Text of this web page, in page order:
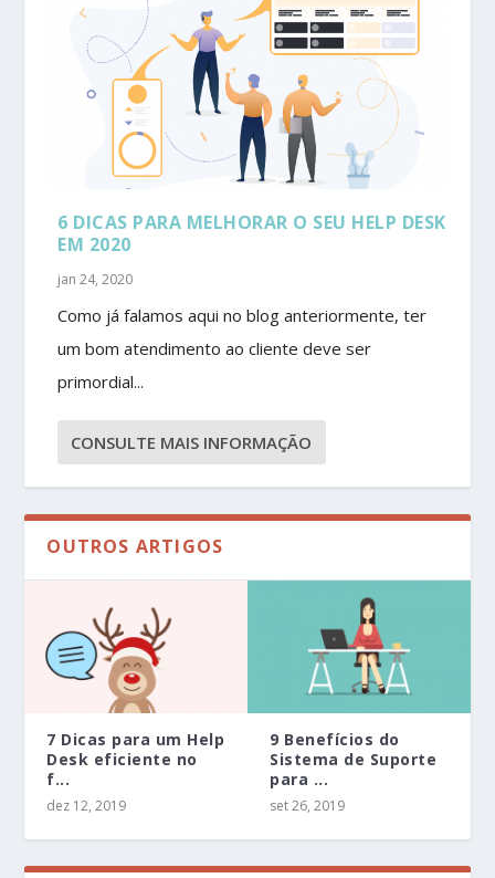
6 DICAS PARA MELHORAR O SEU HELP DESK
EM 2020
jan 24, 2020
Como já falamos aqui no blog anteriormente, ter
um bom atendimento ao cliente deve ser
primordial...
CONSULTE MAIS INFORMAÇÃO
OUTROS ARTIGOS
7 Dicas para um Help
Desk eficiente no
f...
dez 12, 2019
9 Benefícios do
Sistema de Suporte
para ...
set 26, 2019